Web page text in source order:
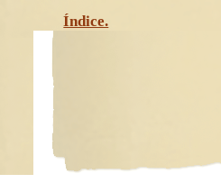
Índice.